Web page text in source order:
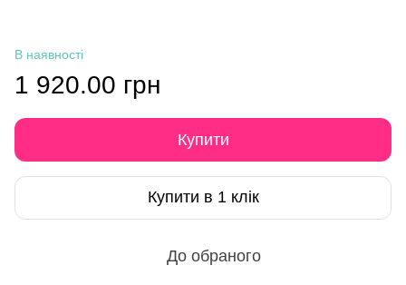
В наявності
1 920.00 грн
Купити
Купити в 1 клік
До обраного